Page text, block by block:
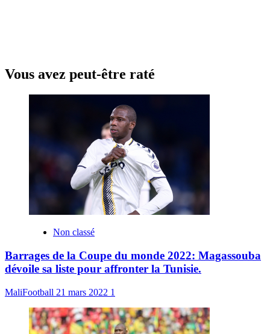
Vous avez peut-être raté
Non classé
Barrages de la Coupe du monde 2022: Magassouba
dévoile sa liste pour affronter la Tunisie.
MaliFootball 21 mars 2022 1